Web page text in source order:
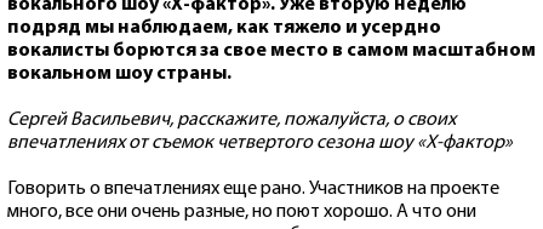
вокального шоу «Х-фактор». Уже вторую неделю
подряд мы наблюдаем, как тяжело и усердно
вокалисты борются за свое место в самом масштабном
вокальном шоу страны.
Сергей Васильевич, расскажите, пожалуйста, о своих
впечатлениях от съемок четвертого сезона шоу «Х-фактор»
Говорить о впечатлениях еще рано. Участников на проекте
много, все они очень разные, но поют хорошо. А что они